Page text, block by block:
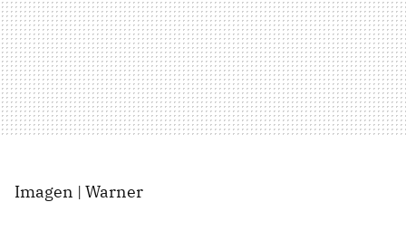
Imagen | Warner